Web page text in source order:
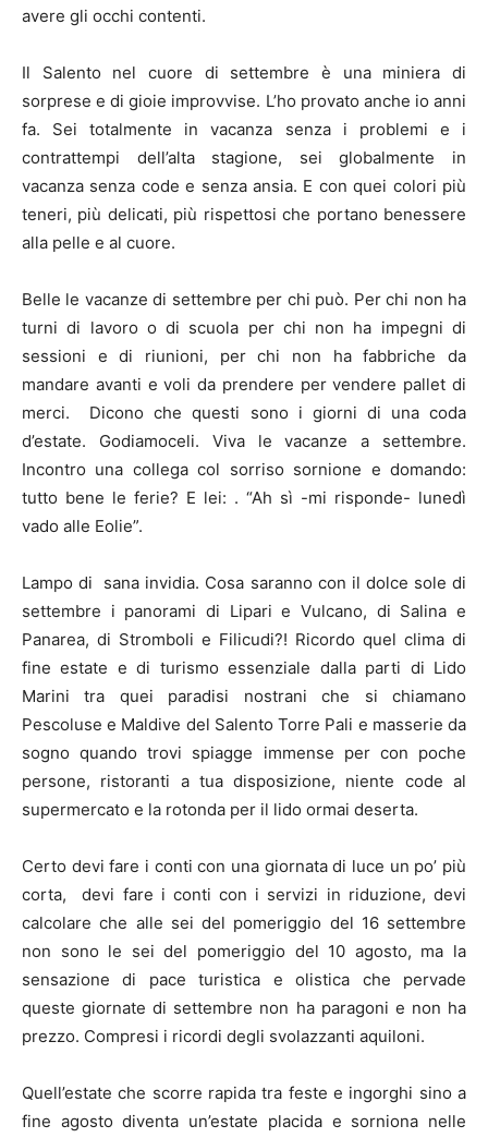
avere gli occhi contenti.
Il Salento nel cuore di settembre è una miniera di
sorprese e di gioie improvvise. L’ho provato anche io anni
fa. Sei totalmente in vacanza senza i problemi e i
contrattempi dell’alta stagione, sei globalmente in
vacanza senza code e senza ansia. E con quei colori più
teneri, più delicati, più rispettosi che portano benessere
alla pelle e al cuore.
Belle le vacanze di settembre per chi può. Per chi non ha
turni di lavoro o di scuola per chi non ha impegni di
sessioni e di riunioni, per chi non ha fabbriche da
mandare avanti e voli da prendere per vendere pallet di
merci. Dicono che questi sono i giorni di una coda
d’estate. Godiamoceli. Viva le vacanze a settembre.
Incontro una collega col sorriso sornione e domando:
tutto bene le ferie? E lei: . “Ah sì -mi risponde- lunedì
vado alle Eolie”.
Lampo di sana invidia. Cosa saranno con il dolce sole di
settembre i panorami di Lipari e Vulcano, di Salina e
Panarea, di Stromboli e Filicudi?! Ricordo quel clima di
fine estate e di turismo essenziale dalla parti di Lido
Marini tra quei paradisi nostrani che si chiamano
Pescoluse e Maldive del Salento Torre Pali e masserie da
sogno quando trovi spiagge immense per con poche
persone, ristoranti a tua disposizione, niente code al
supermercato e la rotonda per il lido ormai deserta.
Certo devi fare i conti con una giornata di luce un po’ più
corta, devi fare i conti con i servizi in riduzione, devi
calcolare che alle sei del pomeriggio del 16 settembre
non sono le sei del pomeriggio del 10 agosto, ma la
sensazione di pace turistica e olistica che pervade
queste giornate di settembre non ha paragoni e non ha
prezzo. Compresi i ricordi degli svolazzanti aquiloni.
Quell’estate che scorre rapida tra feste e ingorghi sino a
fine agosto diventa un’estate placida e sorniona nelle